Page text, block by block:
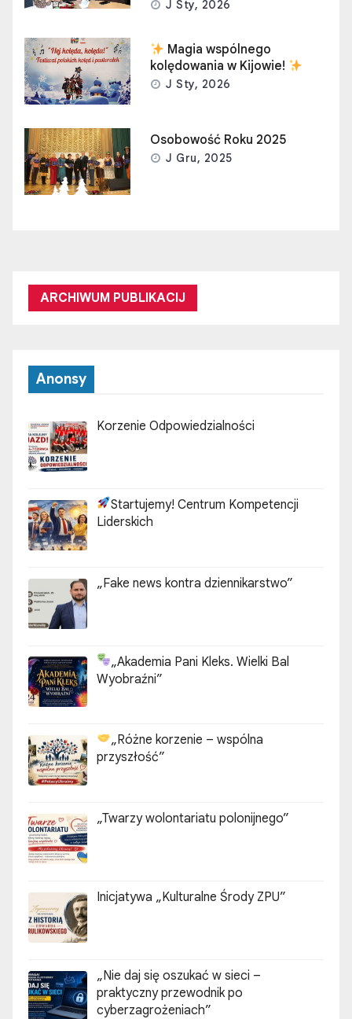
J Sty, 2026
Magia wspólnego
kolędowania w Kijowie!
J Sty, 2026
Osobowość Roku 2025
J Gru, 2025
ARCHIWUM PUBLIKACIJ
Anonsy
Korzenie Odpowiedzialności
Startujemy! Centrum Kompetencji
Liderskich
„Fake news kontra dziennikarstwo”
„Akademia Pani Kleks. Wielki Bal
Wyobraźni”
„Różne korzenie – wspólna
przyszłość”
„Twarzy wolontariatu polonijnego”
Inicjatywa „Kulturalne Środy ZPU”
„Nie daj się oszukać w sieci –
praktyczny przewodnik po
cyberzagrożeniach”